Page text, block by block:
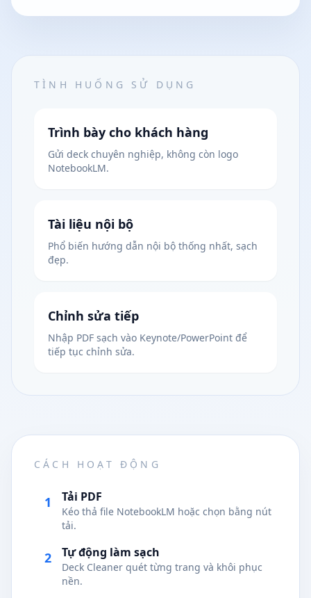
TÌNH HUỐNG SỬ DỤNG
Trình bày cho khách hàng
Gửi deck chuyên nghiệp, không còn logo
NotebookLM.
Tài liệu nội bộ
Phổ biến hướng dẫn nội bộ thống nhất, sạch
đẹp.
Chỉnh sửa tiếp
Nhập PDF sạch vào Keynote/PowerPoint để
tiếp tục chỉnh sửa.
CÁCH HOẠT ĐỘNG
1 Tải PDF
Kéo thả file NotebookLM hoặc chọn bằng nút
tải.
2 Tự động làm sạch
Deck Cleaner quét từng trang và khôi phục
nền.